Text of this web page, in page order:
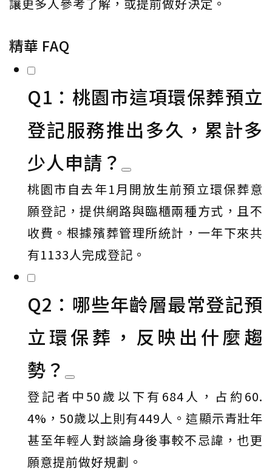
精華 FAQ
Q1：桃園市這項環保葬預立
登記服務推出多久，累計多
少人申請？
桃園市自去年1月開放生前預立環保葬意
願登記，提供網路與臨櫃兩種方式，且不
收費。根據殯葬管理所統計，一年下來共
有1133人完成登記。
Q2：哪些年齡層最常登記預
立環保葬，反映出什麼趨
勢？
登記者中50歲以下有684人，占約60.
4%，50歲以上則有449人。這顯示青壯年
甚至年輕人對談論身後事較不忌諱，也更
願意提前做好規劃。